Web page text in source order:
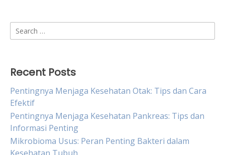
Search
for:
Recent Posts
Pentingnya Menjaga Kesehatan Otak: Tips dan Cara
Efektif
Pentingnya Menjaga Kesehatan Pankreas: Tips dan
Informasi Penting
Mikrobioma Usus: Peran Penting Bakteri dalam